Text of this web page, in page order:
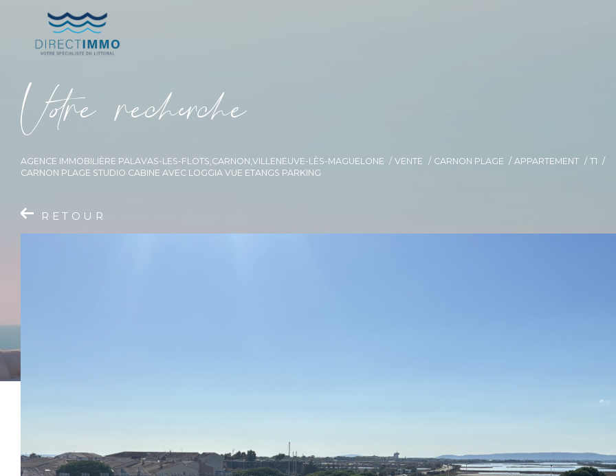
Vore recece
AGENCE IMMOBILIÈRE PALAVAS-LES-FLOTS,CARNON,VILLENEUVE-LÈS-MAGUELONE VENTE CARNON PLAGE APPARTEMENT
T1
CARNON PLAGE STUDIO CABINE AVEC LOGGIA VUE ETANGS PARKING
RETOUR